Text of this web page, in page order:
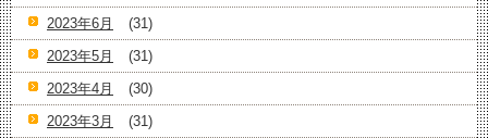
2023年6月
(31)
2023年5月
(31)
2023年4月
(30)
2023年3月
(31)